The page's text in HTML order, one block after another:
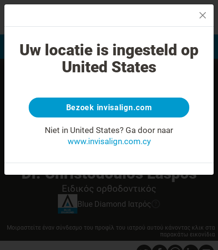
Αξιολόγηση χαμόγελου Εύρεση Ιατρού Invisalign
Dr. Christodoulos Laspos
Ειδικός ορθοδοντικός
Blue Diamond Ιατρός
Μοιραστείτε έναν σύνδεσμο του προφίλ του ιατρού αυτού κάνοντας κλικ στα
παρακάτω εικονίδια
Uw locatie is ingesteld op
United States
Bezoek invisalign.com
Niet in United States? Ga door naar
www.invisalign.com.cy